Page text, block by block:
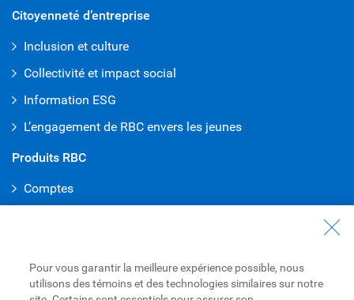
Produits RBC
Comptes
Prêts
Placements
Citoyenneté d’entreprise
Inclusion et culture
Collectivité et impact social
Information ESG
L’engagement de RBC envers les jeunes
Pour vous garantir la meilleure expérience possible, nous
utilisons des témoins et des technologies similaires sur notre